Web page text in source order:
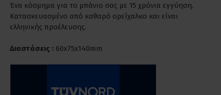
Ένα κόσμημα για το μπάνιο σας με 15 χρόνια εγγύηση.
Κατασκευασμένο από καθαρό ορείχαλκο και είναι
ελληνικής προέλευσης.
Διαστάσεις : 60x75x140mm